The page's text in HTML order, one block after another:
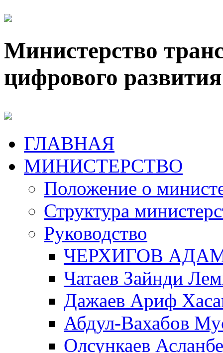
Министерство
цифрового
ГЛАВНАЯ
МИНИСТЕРСТВО
Положение о
Структура
Руководство
ЧЕРХИГОВ
Чатаев Зайнди
Дажаев Ариф
Абдул-Вахабов
Олсункаев